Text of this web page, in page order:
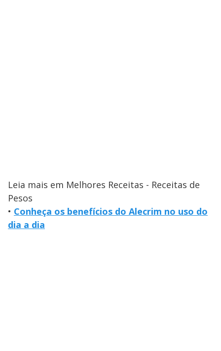
Leia mais em Melhores Receitas - Receitas de
Pesos
• Conheça os benefícios do Alecrim no uso do
dia a dia